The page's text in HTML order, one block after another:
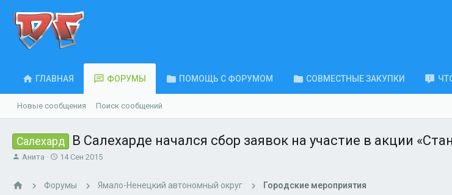
ГЛАВНАЯ ФОРУМЫ ПОМОЩЬ С ФОРУМОМ СОВМЕСТНЫЕ ЗАКУПКИ
Новые сообщения Поиск сообщений
Салехард В Салехарде начался сбор заявок на участие в акции
А
Анита
Д
а
14 Сен 2015
Форумы Ямало-Ненецкий автономный округ Городские мероприятия